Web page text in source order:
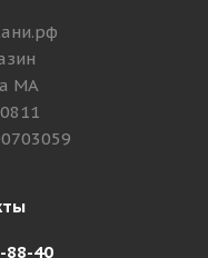
МА
88-40